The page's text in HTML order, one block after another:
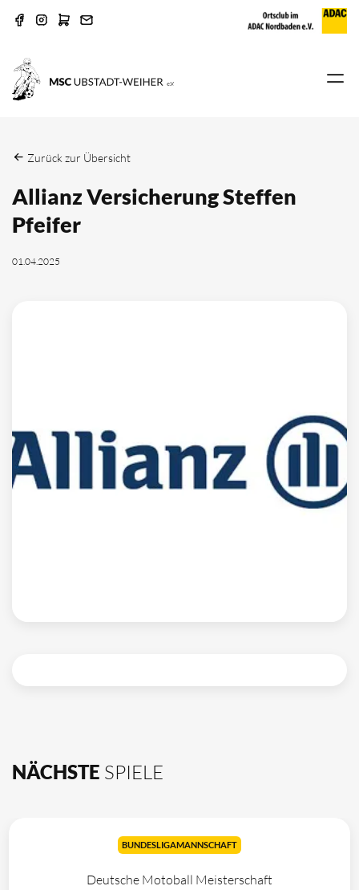
Zurück zur Übersicht
Allianz Versicherung Steffen
Pfeifer
01.04.2025
NÄCHSTE SPIELE
BUNDESLIGAMANNSCHAFT
Deutsche Motoball Meisterschaft